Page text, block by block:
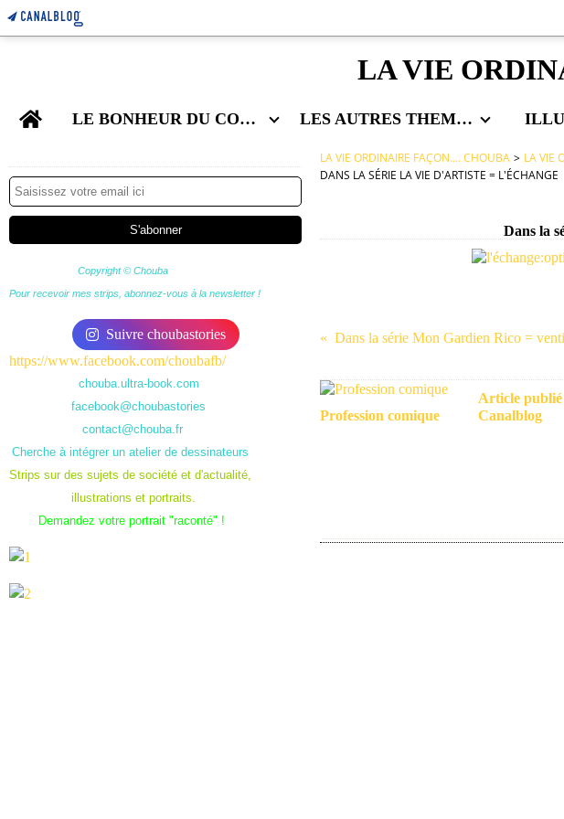
LA VIE
Home LE BONHEUR DU COUPLE LES AUTRES THEMES
Copyright © Chouba
Pour recevoir mes strips, abonnez-vous à la newsletter !
Suivre choubastories
https://www.facebook.com/choubafb/
chouba.ultra-book.com
facebook@choubastories
contact@chouba.fr
Cherche à intégrer un atelier de dessinateurs
Strips sur des sujets de société et d'actualité,
illustrations et portraits.
Demandez votre portrait "raconté" !
LA VIE ORDINAIRE FAÇON.... CHOUBA > LA VIE
DANS LA SÉRIE LA VIE D'ARTISTE = L'ÉCHANGE
Dans la
Dans la série Mon Gardien Rico =
Profession comique
Article publié
Canalblog